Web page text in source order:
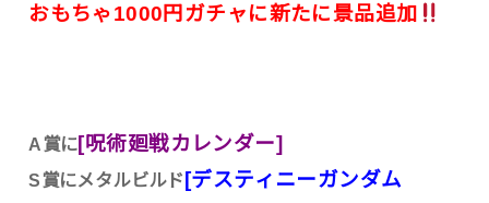
おもちゃ1000円ガチャに新たに景品追加
A賞に[呪術廻戦カレンダー]
S賞にメタルビルド [デスティニーガンダム